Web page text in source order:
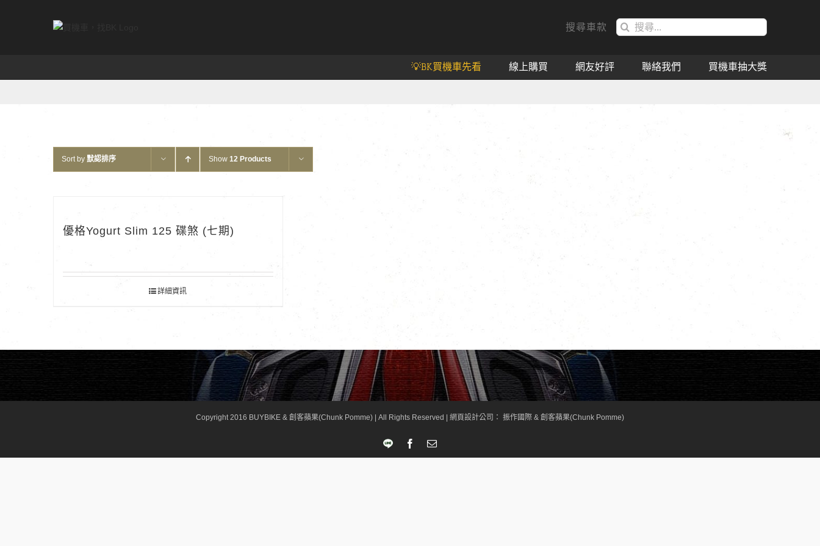
搜尋車款
搜
💡BK買機車先看 線上購買 網友好評 聯絡我們 買機車抽大獎
Sort by 默認排序 Show 12 Products
優格Yogurt Slim 125 碟煞 (七期)
詳細資訊
Copyright 2016 BUYBIKE & 創客蘋果(Chunk Pomme) | All Rights Reserved | 網頁設計公司 ： 振作國際 & 創客蘋果(Chunk Pomme)
LINE FacebookEmail: